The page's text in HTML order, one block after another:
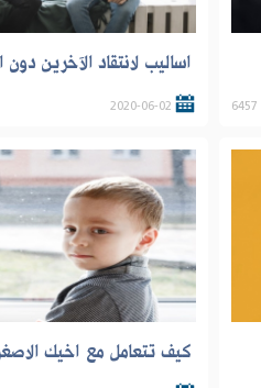
6457
اساليب لانتقاد الآخرين
2020-06-02
كيف تتعامل مع اخيك